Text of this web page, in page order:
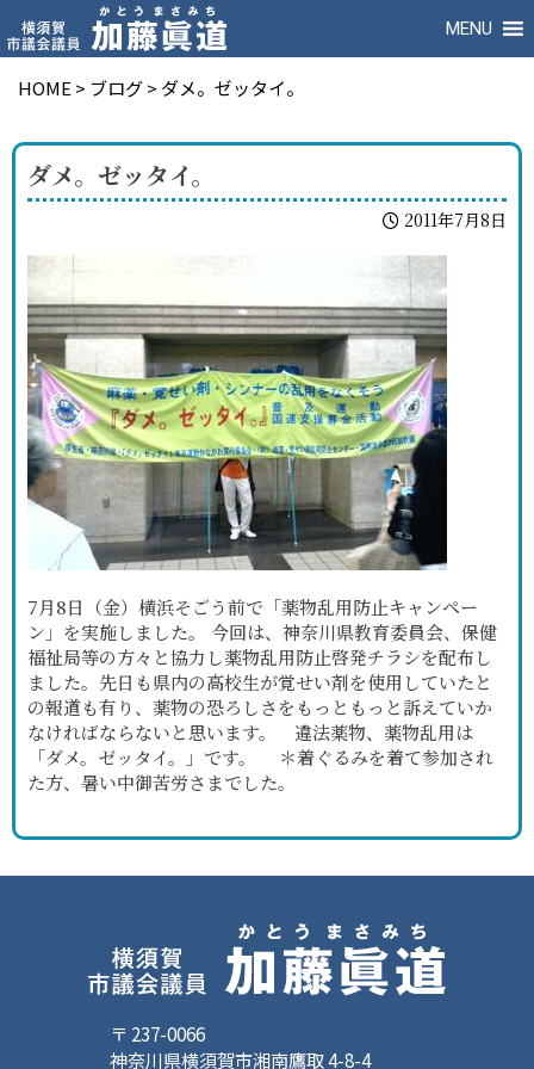
MENU
HOME > ブログ> ダメ。ゼッタイ。
ダメ。ゼッタイ。
2011年7月8日
7月8日（金）横浜そごう前で「薬物乱用防止キャンペー
ン」を実施しました。 今回は、神奈川県教育委員会、保健
福祉局等の方々と協力し薬物乱用防止啓発チラシを配布し
ました。先日も県内の高校生が覚せい剤を使用していたと
の報道も有り、薬物の恐ろしさをもっともっと訴えていか
なければならないと思います。 違法薬物、薬物乱用は
「ダメ。ゼッタイ。」です。 ＊着ぐるみを着て参加され
た方、暑い中御苦労さまでした。
〒 237-0066
神奈川県横須賀市湘南鷹取 4-8-4